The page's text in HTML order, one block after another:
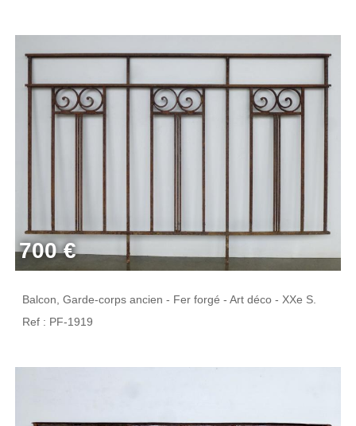
700 €
Balcon, Garde-corps ancien - Fer forgé - Art déco - XXe S.
Ref : PF-1919